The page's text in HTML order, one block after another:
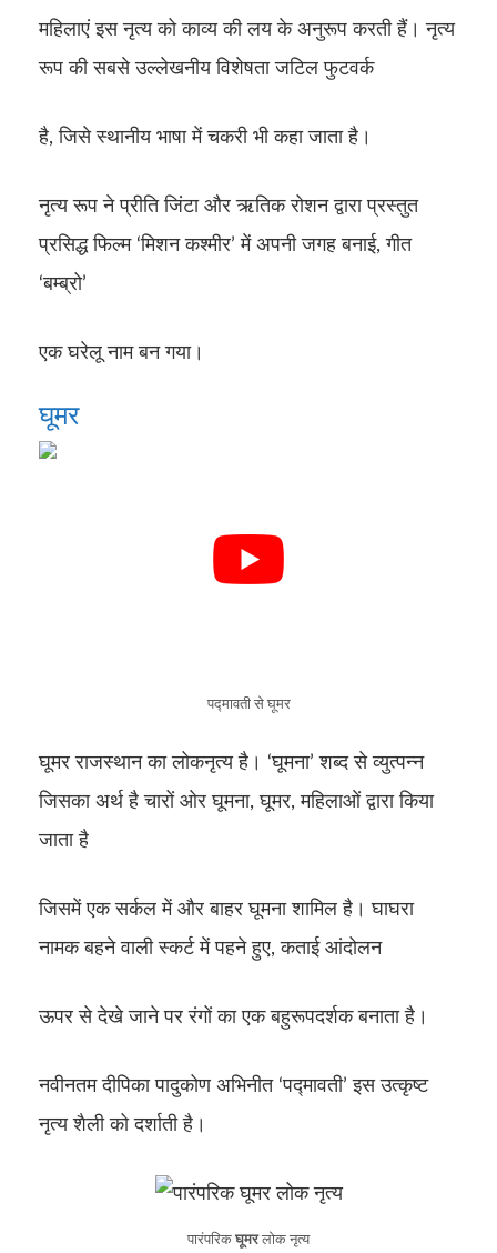
महिलाएं इस नृत्य को काव्य की लय के अनुरूप करती हैं। नृत्य
रूप की सबसे उल्लेखनीय विशेषता जटिल फुटवर्क
है, जिसे स्थानीय भाषा में चकरी भी कहा जाता है।
नृत्य रूप ने प्रीति जिंटा और ऋतिक रोशन द्वारा प्रस्तुत
प्रसिद्ध फिल्म ‘मिशन कश्मीर’ में अपनी जगह बनाई, गीत
‘बम्ब्रो’
एक घरेलू नाम बन गया।
घूमर
पद्मावती से घूमर
घूमर राजस्थान का लोकनृत्य है। ‘घूमना’ शब्द से व्युत्पन्न
जिसका अर्थ है चारों ओर घूमना, घूमर, महिलाओं द्वारा किया
जाता है
जिसमें एक सर्कल में और बाहर घूमना शामिल है। घाघरा
नामक बहने वाली स्कर्ट में पहने हुए, कताई आंदोलन
ऊपर से देखे जाने पर रंगों का एक बहुरूपदर्शक बनाता है।
नवीनतम दीपिका पादुकोण अभिनीत ‘पद्मावती’ इस उत्कृष्ट
नृत्य शैली को दर्शाती है।
पारंपरिक घूमरलोक नृत्य